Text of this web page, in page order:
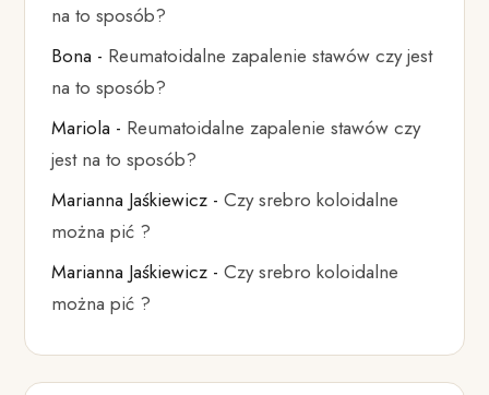
na to sposób?
Bona - Reumatoidalne zapalenie stawów czy jest
na to sposób?
Mariola - Reumatoidalne zapalenie stawów czy
jest na to sposób?
Marianna Jaśkiewicz -Czy srebro koloidalne
można pić ?
Marianna Jaśkiewicz -Czy srebro koloidalne
można pić ?